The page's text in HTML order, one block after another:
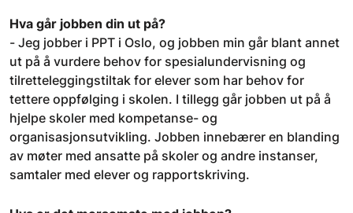
Hva går jobben din ut på?
- Jeg jobber i PPT i Oslo, og jobben min går blant annet
ut på å vurdere behov for spesialundervisning og
tilretteleggingstiltak for elever som har behov for
tettere oppfølging i skolen. I tillegg går jobben ut på å
hjelpe skoler med kompetanse- og
organisasjonsutvikling. Jobben innebærer en blanding
av møter med ansatte på skoler og andre instanser,
samtaler med elever og rapportskriving.